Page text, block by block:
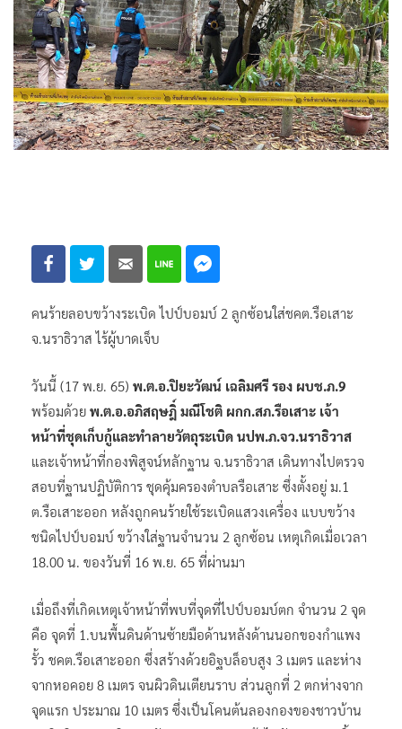
คนร้ายลอบขว้างระเบิด ไปป์บอมบ์ 2 ลูกซ้อนใส่ชคต.รือเสาะ
จ.นราธิวาส ไร้ผู้บาดเจ็บ
วันนี้ (17 พ.ย. 65) พ.ต.อ.ปิยะวัฒน์ เฉลิมศรี รอง ผบช.ภ.9
พร้อมด้วย พ.ต.อ.อภิสฤษฎิ์ มณีโชติ ผกก.สภ.รือเสาะ เจ้า
หน้าที่ชุดเก็บกู้และทำลายวัตถุระเบิด นปพ.ภ.จว.นราธิวาส
และเจ้าหน้าที่กองพิสูจน์หลักฐาน จ.นราธิวาส เดินทางไปตรวจ
สอบที่ฐานปฏิบัติการ ชุดคุ้มครองตำบลรือเสาะ ซึ่งตั้งอยู่ ม.1
ต.รือเสาะออก หลังถูกคนร้ายใช้ระเบิดแสวงเครื่อง แบบขว้าง
ชนิดไปป์บอมบ์ ขว้างใส่ฐานจำนวน 2 ลูกซ้อน เหตุเกิดเมื่อเวลา
18.00 น. ของวันที่ 16 พ.ย. 65 ที่ผ่านมา
เมื่อถึงที่เกิดเหตุเจ้าหน้าที่พบที่จุดที่ไปป์บอมบ์ตก จำนวน 2 จุด
คือ จุดที่ 1.บนพื้นดินด้านซ้ายมือด้านหลังด้านนอกของกำแพง
รั้ว ชคต.รือเสาะออก ซึ่งสร้างด้วยอิฐบล็อบสูง 3 เมตร และห่าง
จากหอคอย 8 เมตร จนผิวดินเตียนราบ ส่วนลูกที่ 2 ตกห่างจาก
จุดแรก ประมาณ 10 เมตร ซึ่งเป็นโคนต้นลองกองของชาวบ้าน